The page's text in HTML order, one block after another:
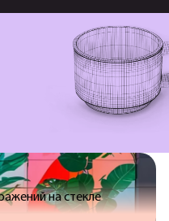
на стекле